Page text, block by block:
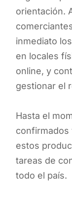
orientación.
inmediato
en locales
online, y
gestionar el
Hasta el
confirmados
estos
tareas de
todo el país.